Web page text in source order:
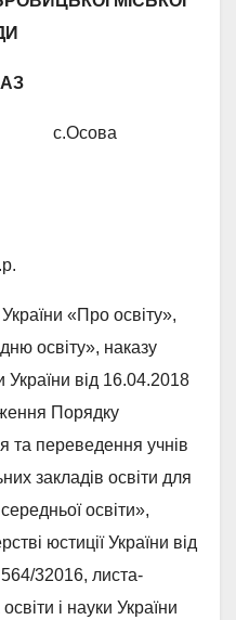
«Про освіту»,
освіту», наказу
України від 16.04.2018
Порядку
та переведення учнів
закладів освіти для
освіти»,
юстиції України від
32016, листа-
і науки України